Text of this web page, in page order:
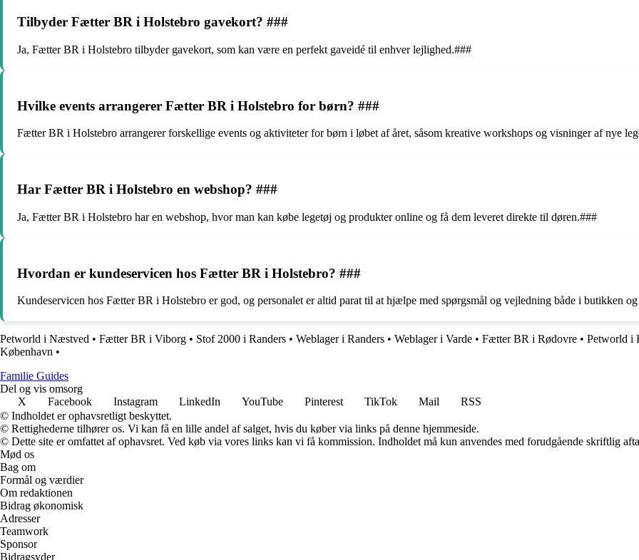
Tilbyder Fætter BR i Holstebro gavekort? ###
Ja, Fætter BR i Holstebro tilbyder gavekort, som kan være en perfekt gaveidé til enhver lejlighed.###
Hvilke events arrangerer Fætter BR i Holstebro for børn? ###
Fætter BR i Holstebro arrangerer forskellige events og aktiviteter for børn i løbet af året, såsom kreative workshops og visninger af nye
Har Fætter BR i Holstebro en webshop? ###
Ja, Fætter BR i Holstebro har en webshop, hvor man kan købe legetøj og produkter online og få dem leveret direkte til døren.###
Hvordan er kundeservicen hos Fætter BR i Holstebro? ###
Kundeservicen hos Fætter BR i Holstebro er god, og personalet er altid parat til at hjælpe med spørgsmål og vejledning både i butikken
Petworld i Næstved • Fætter BR i Viborg • Stof 2000 i Randers • Weblager i Randers • Weblager i Varde • Fætter BR i Rødovre • Petworld i
København •
Familie Guides
Del og vis omsorg
X
Facebook Instagram LinkedIn YouTube Pinterest TikTok Mail
RSS
© Indholdet er ophavsretligt beskyttet.
© Rettighederne tilhører os. Vi kan få en lille andel af salget, hvis du køber via links på denne hjemmeside.
© Dette site er omfattet af ophavsret. Ved køb via vores links kan vi få kommission. Indholdet må kun anvendes med forudgående skriftlig
Mød os
Bag om
Formål og værdier
Om redaktionen
Bidrag økonomisk
Adresser
Teamwork
Sponsor
Bidragsyder